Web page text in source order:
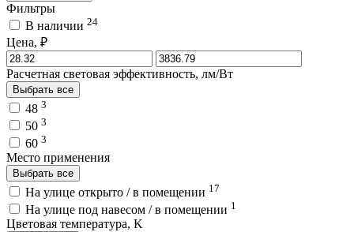
Фильтры
В наличии 24
Цена, ₽
Расчетная световая эффективность, лм/Вт
Выбрать все
48 3
50 3
60 3
Место применения
Выбрать все
На улице открыто / в помещении 17
На улице под навесом / в помещении 1
Цветовая температура, K